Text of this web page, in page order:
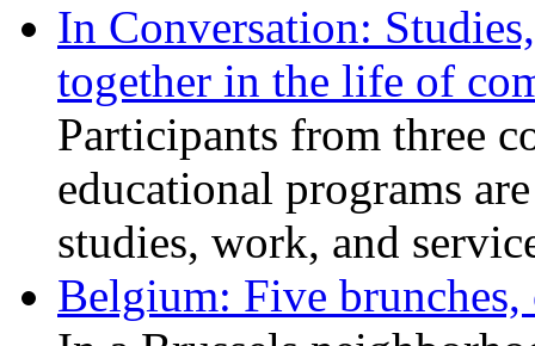
In Conversation:
together in the life of
Participants from three
educational programs
studies, work, and
Belgium: Five